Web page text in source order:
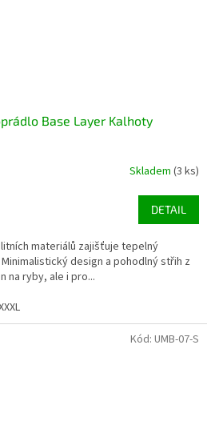
Base Layer Kalhoty
Skladem (3 ks)
DETAIL
materiálů zajišťuje tepelný
design a pohodlný střih z
na ryby, ale i pro...
Kód: UMB-07-S